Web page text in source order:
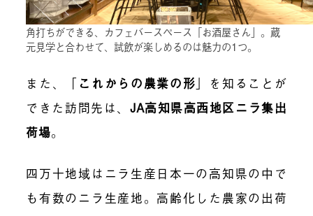
角打ちができる、カフェバースペース「お酒屋さん」。蔵
元見学と合わせて、試飲が楽しめるのは魅力の1つ。
また、 「 これからの農業の形 」
を知ることが
できた訪問先は、 JA高知県高西地区ニラ集出
荷場。
四万十地域はニラ生産日本一の高知県の中で
も有数のニラ生産地。高齢化した農家の出荷